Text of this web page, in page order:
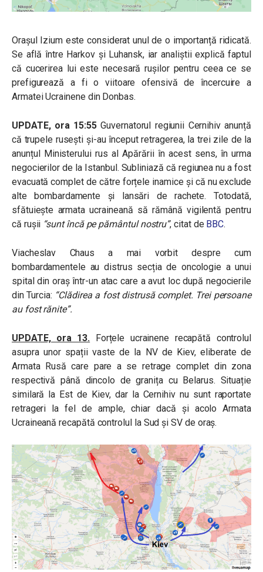
Orașul Izium este considerat unul de o importanță ridicată.
Se află între Harkov și Luhansk, iar analiștii explică faptul
că cucerirea lui este necesară rușilor pentru ceea ce se
prefigurează a fi o viitoare ofensivă de încercuire a
Armatei Ucrainene din Donbas.
UPDATE, ora 15:55 Guvernatorul regiunii Cernihiv anunță
că trupele rusești și-au început retragerea, la trei zile de la
anunțul Ministerului rus al Apărării în acest sens, în urma
negocierilor de la Istanbul. Subliniază că regiunea nu a fost
evacuată complet de către forțele inamice și că nu exclude
alte bombardamente și lansări de rachete. Totodată,
sfătuiește armata ucraineană să rămână vigilentă pentru
că rușii “sunt încă pe pământul nostru”, citat de BBC.
Viacheslav Chaus a mai vorbit despre cum
bombardamentele au distrus secția de oncologie a unui
spital din oraș într-un atac care a avut loc după negocierile
din Turcia: “Clădirea a fost distrusă complet. Trei persoane
au fost rănite”.
UPDATE, ora 13. Forțele ucrainene recapătă controlul
asupra unor spații vaste de la NV de Kiev, eliberate de
Armata Rusă care pare a se retrage complet din zona
respectivă până dincolo de granița cu Belarus. Situație
similară la Est de Kiev, dar la Cernihiv nu sunt raportate
retrageri la fel de ample, chiar dacă și acolo Armata
Ucraineană recapătă controlul la Sud și SV de oraș.